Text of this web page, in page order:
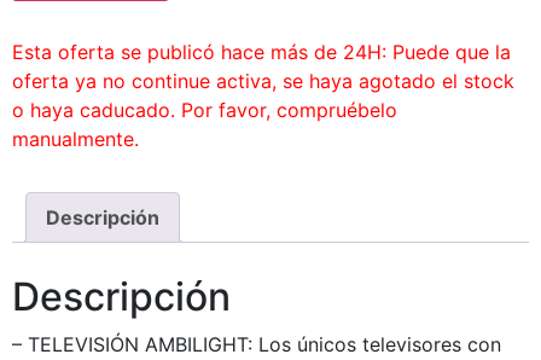
Esta oferta se publicó hace más de 24H: Puede que la
oferta ya no continue activa, se haya agotado el stock
o haya caducado. Por favor, compruébelo
manualmente.
Descripción
Descripción
– TELEVISIÓN AMBILIGHT: Los únicos televisores con